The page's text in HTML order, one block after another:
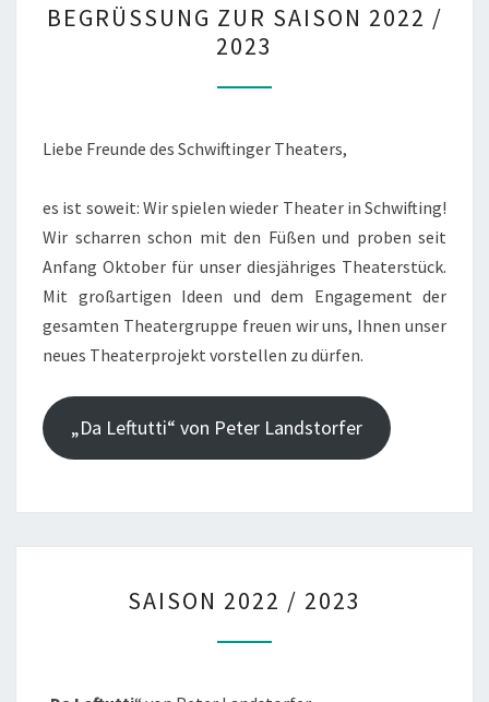
UR S
AISON 2
022 /
023
BEGRÜSSUNG ZUR SAISON 2022 / 2
023
Liebe Freunde des Schwiftinger Theaters,
es ist soweit: Wir spielen wieder Theater in Schwifting!
Wir scharren schon mit den Füßen und proben seit
Anfang Oktober für unser diesjähriges Theaterstück.
Mit großartigen Ideen und dem Engagement der
gesamten Theatergruppe freuen wir uns, Ihnen unser
neues Theaterprojekt vorstellen zu dürfen.
„Da Leftutti“ von Peter Landstorfer
2022
/
SAISON 2022 / 2023